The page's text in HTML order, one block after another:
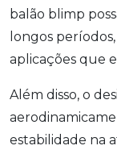
balão blimp
longos
aplicações que
Além disso, o
estabilidade na